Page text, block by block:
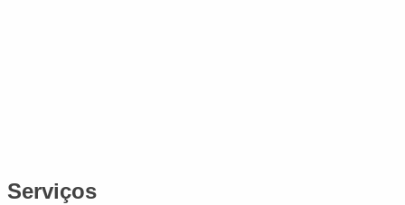
Serviços